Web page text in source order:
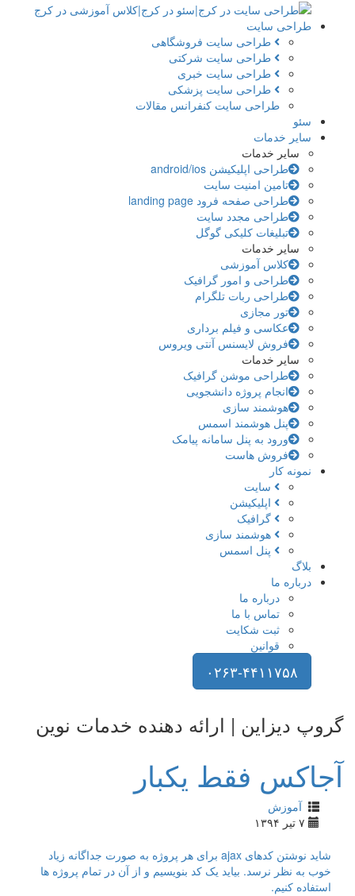
طراحی سایت
طراحی سایت فروشگاهی
طراحی سایت شرکتی
طراحی سایت خبری
طراحی سایت پزشکی
طراحی سایت کنفرانس مقالات
سئو
سایر خدمات
سایر خدمات
طراحی اپلیکیشن android/ios
تامین امنیت سایت
طراحی صفحه فرود landing page
طراحی مجدد سایت
تبلیغات کلیکی گوگل
سایر خدمات
کلاس آموزشی
طراحی و امور گرافیک
طراحی ربات تلگرام
تور مجازی
عکاسی و فیلم برداری
فروش لایسنس آنتی ویروس
سایر خدمات
طراحی موشن گرافیک
انجام پروژه دانشجویی
هوشمند سازی
پنل هوشمند اسمس
ورود به پنل سامانه پیامک
فروش هاست
نمونه کار
سایت
اپلیکیشن
گرافیک
هوشمند سازی
پنل اسمس
بلاگ
درباره ما
درباره ما
تماس با ما
ثبت شکایت
قوانین
۰۲۶۳-۴۴۱۱۷۵۸
گروپ دیزاین | ارائه دهنده خدمات نوین
آجاکس فقط یکبار
آموزش
۷ تیر ۱۳۹۴
شاید نوشتن کدهای ajax برای هر پروژه به صورت جداگانه زیاد
خوب به نظر نرسد. بیاید یک کد بنویسیم و از آن در تمام پروژه ها
استفاده کنیم.